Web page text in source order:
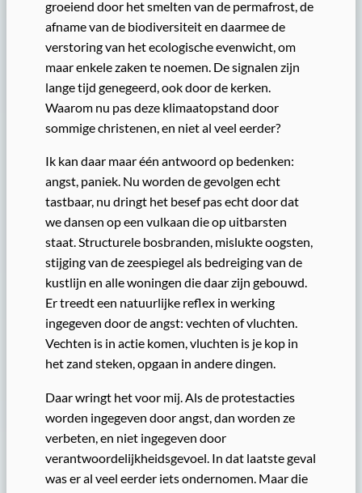
groeiend door het smelten van de permafrost, de
afname van de biodiversiteit en daarmee de
verstoring van het ecologische evenwicht, om
maar enkele zaken te noemen. De signalen zijn
lange tijd genegeerd, ook door de kerken.
Waarom nu pas deze klimaatopstand door
sommige christenen, en niet al veel eerder?
Ik kan daar maar één antwoord op bedenken:
angst, paniek. Nu worden de gevolgen echt
tastbaar, nu dringt het besef pas echt door dat
we dansen op een vulkaan die op uitbarsten
staat. Structurele bosbranden, mislukte oogsten,
stijging van de zeespiegel als bedreiging van de
kustlijn en alle woningen die daar zijn gebouwd.
Er treedt een natuurlijke reflex in werking
ingegeven door de angst: vechten of vluchten.
Vechten is in actie komen, vluchten is je kop in
het zand steken, opgaan in andere dingen.
Daar wringt het voor mij. Als de protestacties
worden ingegeven door angst, dan worden ze
verbeten, en niet ingegeven door
verantwoordelijkheidsgevoel. In dat laatste geval
was er al veel eerder iets ondernomen. Maar die